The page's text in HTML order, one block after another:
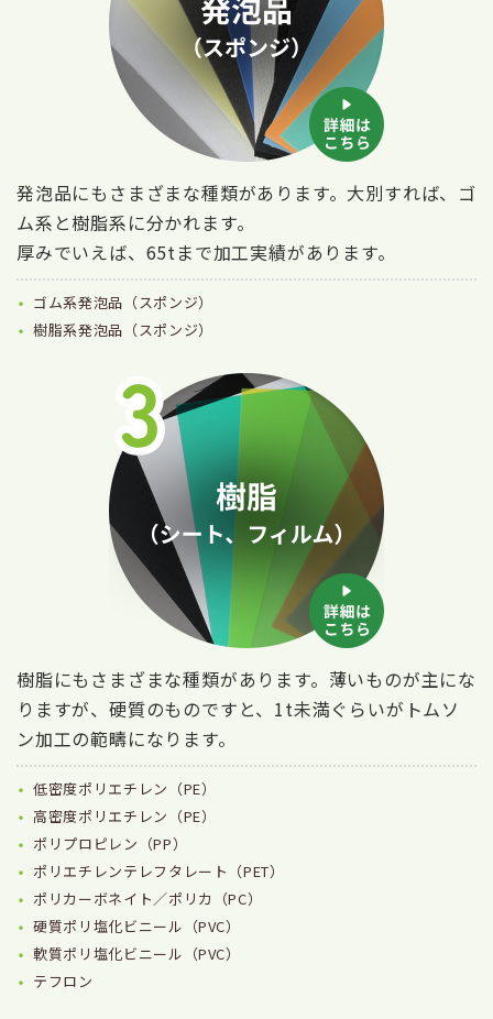
発泡品にもさまざまな種類があります。大別すれば、ゴ
ム系と樹脂系に分かれます。
厚みでいえば、65tまで加工実績があります。
ゴム系発泡品（スポンジ）
樹脂系発泡品（スポンジ）
樹脂にもさまざまな種類があります。薄いものが主にな
りますが、硬質のものですと、1t未満ぐらいがトムソ
ン加工の範疇になります。
低密度ポリエチレン（PE）
高密度ポリエチレン（PE）
ポリプロピレン（PP）
ポリエチレンテレフタレート（PET）
ポリカーボネイト／ポリカ（PC）
硬質ポリ塩化ビニール（PVC）
軟質ポリ塩化ビニール（PVC）
テフロン